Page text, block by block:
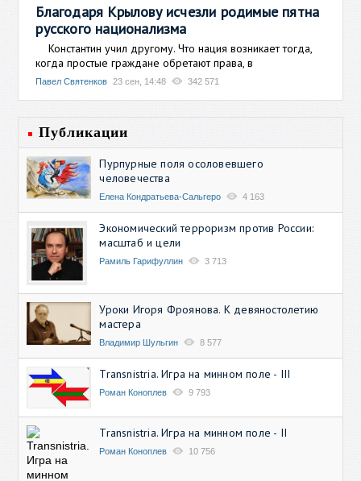
Благодаря Крылову исчезли родимые пятна
русского национализма
Константин учил другому. Что нация возникает тогда,
когда простые граждане обретают права, в
Павел Святенков 23 сен, 14:48 342 571
Публикации
Пурпурные поля осоловевшего
человечества
Елена Кондратьева-Сальгеро 4 163
Экономический терроризм против России:
масштаб и цели
Рамиль Гарифуллин 3 713
Уроки Игоря Фроянова. К девяностолетию
мастера
Владимир Шульгин 8 577
Transnistria. Игра на минном поле - III
Роман Коноплев 9 793
Transnistria. Игра на минном поле - II
Роман Коноплев 10 756